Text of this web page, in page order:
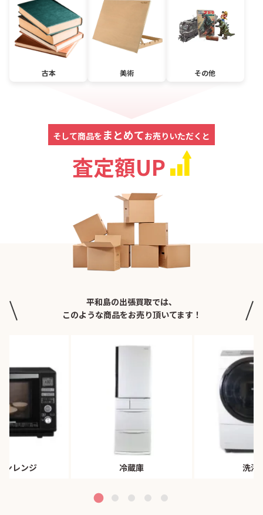
古本 美術 その他
そして商品を まとめてお売りいただくと
査定額UP
平和島の出張買取では、
このような商品をお売り頂いてます！
ンレンジ 冷蔵庫 洗濯